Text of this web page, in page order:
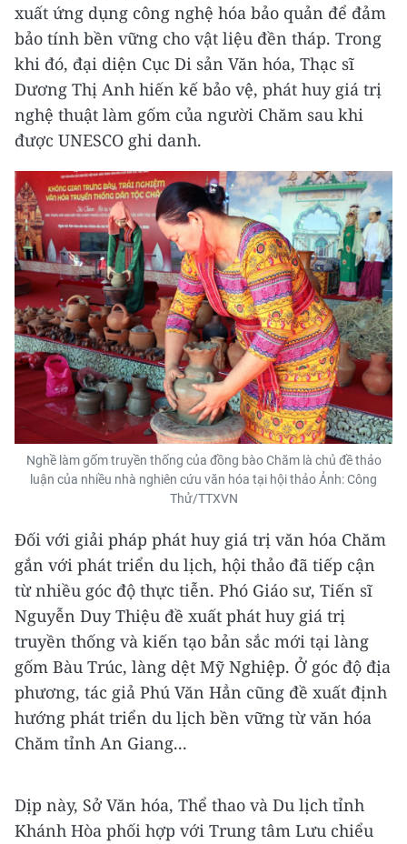
xuất ứng dụng công nghệ hóa bảo quản để đảm
bảo tính bền vững cho vật liệu đền tháp. Trong
khi đó, đại diện Cục Di sản Văn hóa, Thạc sĩ
Dương Thị Anh hiến kế bảo vệ, phát huy giá trị
nghệ thuật làm gốm của người Chăm sau khi
được UNESCO ghi danh.
Nghề làm gốm truyền thống của đồng bào Chăm là chủ đề thảo
luận của nhiều nhà nghiên cứu văn hóa tại hội thảo Ảnh: Công
Thử/TTXVN
Đối với giải pháp phát huy giá trị văn hóa Chăm
gắn với phát triển du lịch, hội thảo đã tiếp cận
từ nhiều góc độ thực tiễn. Phó Giáo sư, Tiến sĩ
Nguyễn Duy Thiệu đề xuất phát huy giá trị
truyền thống và kiến tạo bản sắc mới tại làng
gốm Bàu Trúc, làng dệt Mỹ Nghiệp. Ở góc độ địa
phương, tác giả Phú Văn Hẳn cũng đề xuất định
hướng phát triển du lịch bền vững từ văn hóa
Chăm tỉnh An Giang...
Dịp này, Sở Văn hóa, Thể thao và Du lịch tỉnh
Khánh Hòa phối hợp với Trung tâm Lưu chiểu